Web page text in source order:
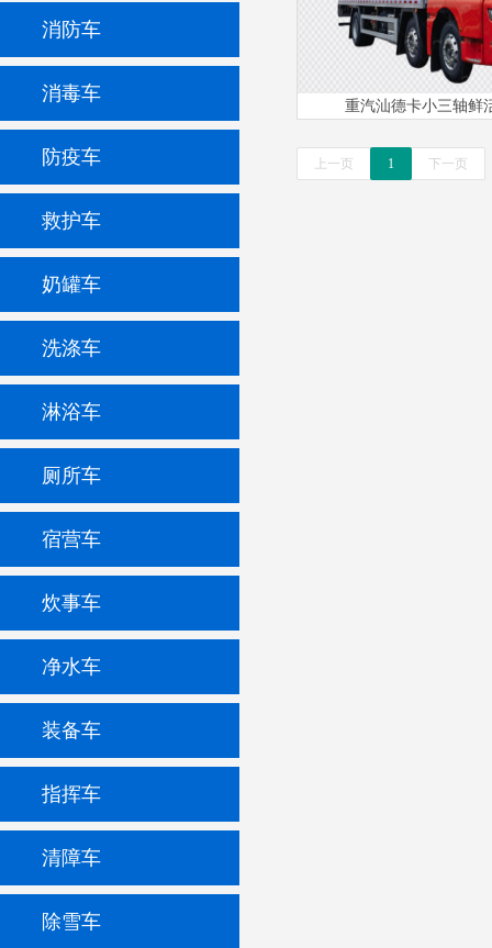
消防车
消毒车
防疫车
救护车
奶罐车
洗涤车
淋浴车
厕所车
宿营车
炊事车
净水车
装备车
指挥车
清障车
除雪车
重汽汕德卡小三轴鲜
上一页 1 下一页